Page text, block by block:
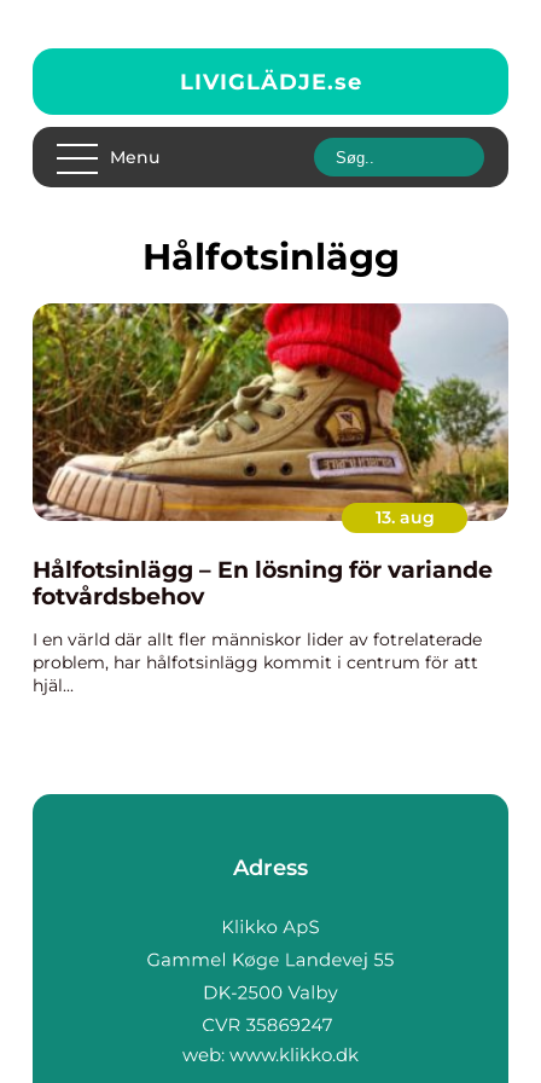
LIVIGLÄDJE.se
Menu
hålfotsinlägg
13. aug
Hålfotsinlägg – En lösning för variande
fotvårdsbehov
I en värld där allt fler människor lider av fotrelaterade
problem, har hålfotsinlägg kommit i centrum för att
hjäl...
Adress
web: www.klikko.dk